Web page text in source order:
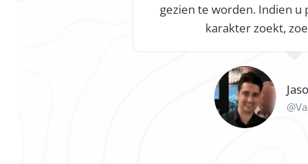
gezien te worden. Indien
karakter zoekt,